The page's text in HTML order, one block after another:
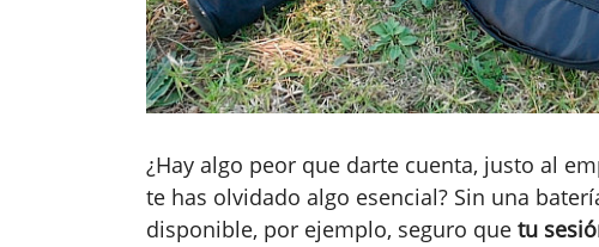
¿Hay algo peor que darte cuenta, justo al
te has olvidado algo esencial? Sin una
disponible, por ejemplo, seguro que tu